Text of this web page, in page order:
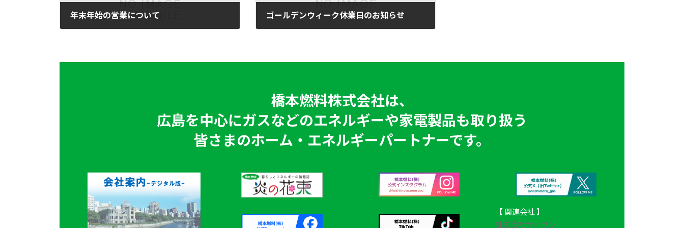
年末年始の営業について ゴールデンウィーク休業日のお知らせ
橋本燃料株式会社は、
広島を中心にガスなどのエネルギーや家電製品も取り扱う
皆さまのホーム・エネルギーパートナーです。
【 関連会社 】
株式会社サイサン